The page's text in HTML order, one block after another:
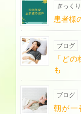
ぎっく
患者様
ブログ
「ど
も
ブログ
朝が一